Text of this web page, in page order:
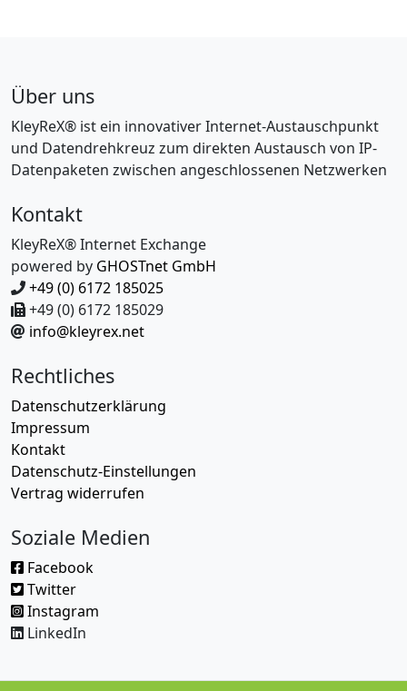
Über uns
KleyReX® ist ein innovativer Internet-Austauschpunkt
und Datendrehkreuz zum direkten Austausch von IP-
Datenpaketen zwischen angeschlossenen Netzwerken
Kontakt
KleyReX® Internet Exchange
powered by GHOSTnet GmbH
+49 (0) 6172 185025
+49 (0) 6172 185029
info@kleyrex.net
Rechtliches
Datenschutzerklärung
Impressum
Kontakt
Datenschutz-Einstellungen
Vertrag widerrufen
Soziale Medien
Facebook
Twitter
Instagram
LinkedIn